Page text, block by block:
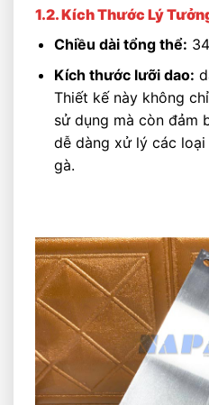
1.2. Kích Thước Lý
Chiều dài tổng thể:
Kích thước lưỡi dao:
Thiết kế này không
sử dụng mà còn đảm
dễ dàng xử lý các
gà.